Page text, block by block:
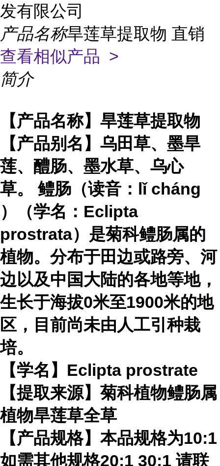
发有限公司
产品名称旱莲草提取物 直销
查看相似产品 >
简介
【产品名称】旱莲草提取物
【产品别名】乌田草、墨旱
莲、醴肠、墨水草、乌心
草。 鳢肠（读音：lǐ cháng
）（学名：Eclipta
prostrata）是菊科鳢肠属的
植物。分布于田边或路旁、河
边以及中国大陆的各地等地，
生长于海拔0米至1900米的地
区，目前尚未由人工引种栽
培。
【学名】Eclipta prostrate
【提取来源】菊科植物鳢肠属
植物旱莲草全草
【产品规格】本品规格为10:1
如需其他规格20:1 30:1 请联